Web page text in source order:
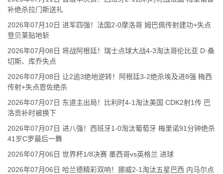
补绝杀拉门斯送礼
2026年07月10日 进军四强！法国2-0摩洛哥 姆巴佩传射建功+失点
登贝莱贴地斩
2026年07月08日 将战阿根廷！瑞士点球大战4-3淘汰哥伦比亚 D·桑
切斯、库乔失点
2026年07月08日 让2追3绝地逆转！阿根廷3-2绝杀埃及进8强 梅西
传射+失点恩佐绝杀
2026年07月07日 东道主出局！比利时4-1淘汰美国 CDK2射1传 巴
洛贡补时被换下
2026年07月07日 进八强！西班牙1-0淘汰葡萄牙 梅里诺91分钟绝杀
41岁C罗最后一舞
2026年07月06日 世界杯1/8决赛 墨西哥vs英格兰 进球
2026年07月06日 哈兰德精彩双响！挪威2-1淘汰五星巴西 内马尔点